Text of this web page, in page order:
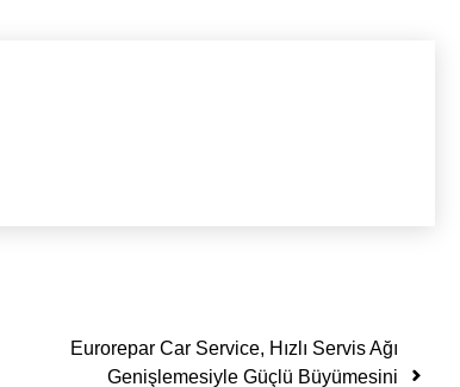
Eurorepar Car Service, Hızlı Servis Ağı
Genişlemesiyle Güçlü Büyümesini